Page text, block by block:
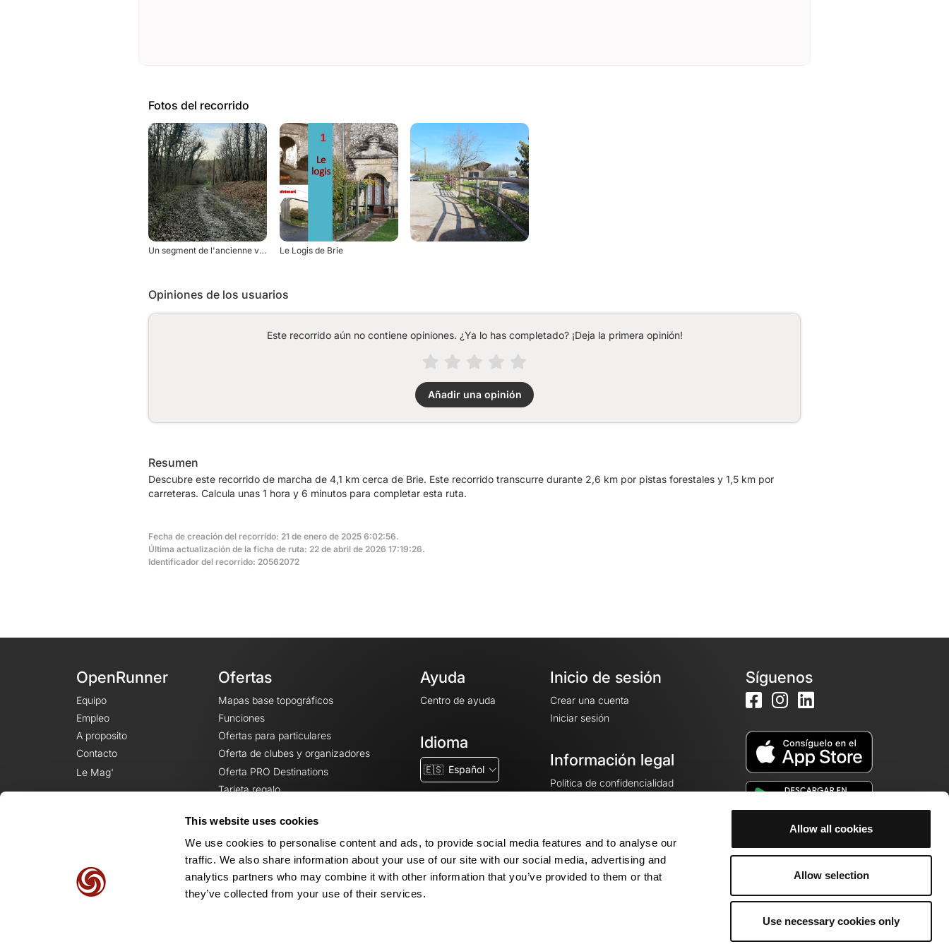
This website uses cookies
We use cookies to personalise content and ads, to provide social media features and to analyse our
traffic. We also share information about your use of our site with our social media, advertising and
analytics partners who may combine it with other information that you’ve provided to them or that
they’ve collected from your use of their services.
Allow all cookies
Allow selection
Use necessary cookies only
Fotos del recorrido
Un segment de l'ancienne voie romaine Le Logis de Brie
Opiniones de los usuarios
Este recorrido aún no contiene opiniones. ¿Ya lo has completado? ¡Deja la primera opinión!
Añadir una opinión
Resumen
Descubre este recorrido de marcha de 4,1 km cerca de Brie. Este recorrido transcurre durante 2,6 km por pistas forestales y 1,5 km por
carreteras. Calcula unas 1 hora y 6 minutos para completar esta ruta.
Fecha de creación del recorrido: 21 de enero de 2025 6:02:56.
Última actualización de la ficha de ruta: 22 de abril de 2026 17:19:26.
Identificador del recorrido: 20562072
OpenRunner
Equipo
Empleo
A proposito
Contacto
Le Mag'
Ofertas
Mapas base topográficos
Funciones
Ofertas para particulares
Oferta de clubes y organizadores
Oferta PRO Destinations
Tarjeta regalo
Ayuda
Centro de ayuda
Idioma
🇪🇸 Español
Inicio de sesión
Crear una cuenta
Iniciar sesión
Información legal
Política de confidencialidad
Configuración de cookies
Síguenos